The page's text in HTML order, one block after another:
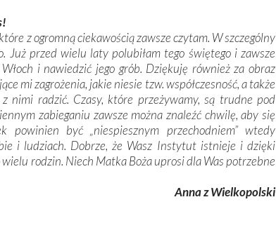
z ogromną ciekawością zawsze czytam. W szczególny
Już przed wielu laty polubiłam tego świętego i zawsze
i nawiedzić jego grób. Dziękuję również za obraz
mi zagrożenia, jakie niesie tzw. współczesność, a także
nimi radzić. Czasy, które przeżywamy, są trudne pod
zabieganiu zawsze można znaleźć chwilę, aby się
powinien być „niespiesznym przechodniem” wtedy
i ludziach. Dobrze, że Wasz Instytut istnieje i dzięki
rodzin. Niech Matka Boża uprosi dla Was potrzebne
Anna z Wielkopolski